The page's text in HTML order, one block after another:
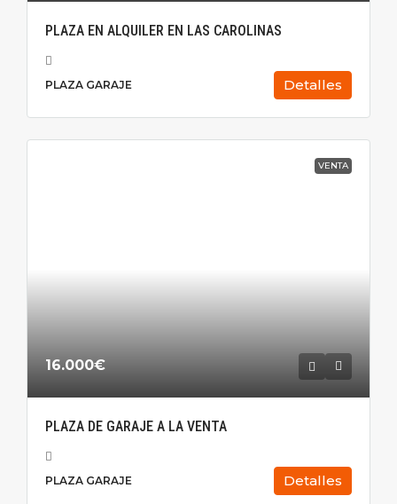
PLAZA EN ALQUILER EN LAS CAROLINAS
PLAZA GARAJE Detalles
VENTA
16.000€
PLAZA DE GARAJE A LA VENTA
PLAZA GARAJE Detalles